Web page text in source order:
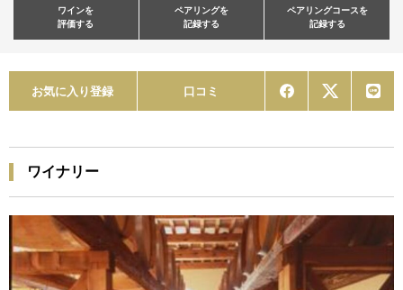
ワインを
評価する
ペアリングを
記録する
ペアリングコースを
記録する
お気に入り登録 口コミ
ワイナリー